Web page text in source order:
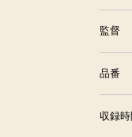
監督
品番
収録時